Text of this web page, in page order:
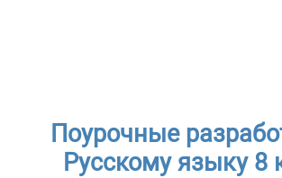
Поурочные
Русскому языку 8